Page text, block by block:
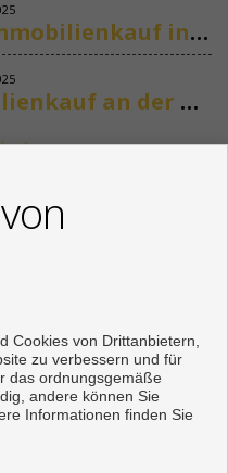
Due Diligence beim Immobilienkauf in Spanien
Steuern beim Immobilienkauf an der Costa del Sol
10:00 - 18:00
Cookies von Drittanbietern,
zu verbessern und für
das ordnungsgemäße
andere können Sie
Informationen finden Sie